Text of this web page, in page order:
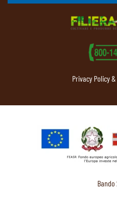
Privacy Policy
Bando